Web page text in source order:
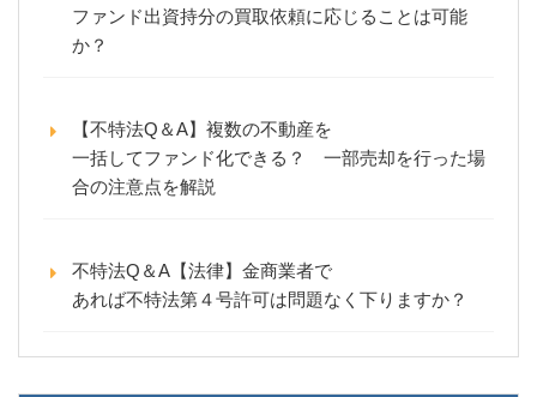
ファンド出資持分の買取依頼に応じることは可能
か？
【不特法Q＆A】複数の不動産を
一括してファンド化できる？ 一部売却を行った場
合の注意点を解説
不特法Q＆A【法律】金商業者で
あれば不特法第４号許可は問題なく下りますか？